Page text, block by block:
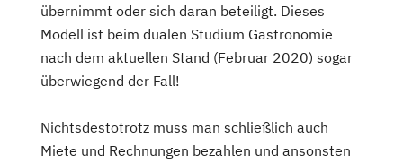
übernimmt oder sich daran beteiligt. Dieses
Modell ist beim dualen Studium Gastronomie
nach dem aktuellen Stand (Februar 2020) sogar
überwiegend der Fall!
Nichtsdestotrotz muss man schließlich auch
Miete und Rechnungen bezahlen und ansonsten